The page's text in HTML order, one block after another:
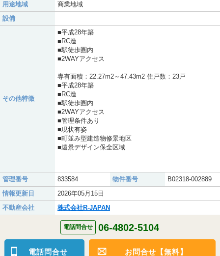
用途地域
商業地域
設備
その他特徴
■平成28年築
■RC造
■駅徒歩圏内
■2WAYアクセス
専有面積：22.27m2～47.43m2 住戸数：23戸
■平成28年築
■RC造
■駅徒歩圏内
■2WAYアクセス
■管理条件あり
■現状有姿
■町並み型建造物修景地区
■遠景デザイン保全区域
管理番号 833584 物件番号
B02318-002889
情報更新日
2026年05月15日
不動産会社
株式会社R-JAPAN
電話問合せ 06-4802-5104
電話問合せ お問合せ【無料】